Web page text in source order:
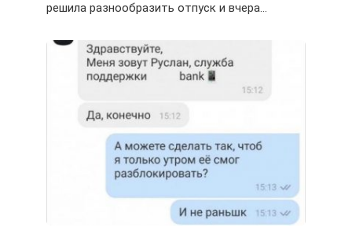
решила разнообразить отпуск и вчера…